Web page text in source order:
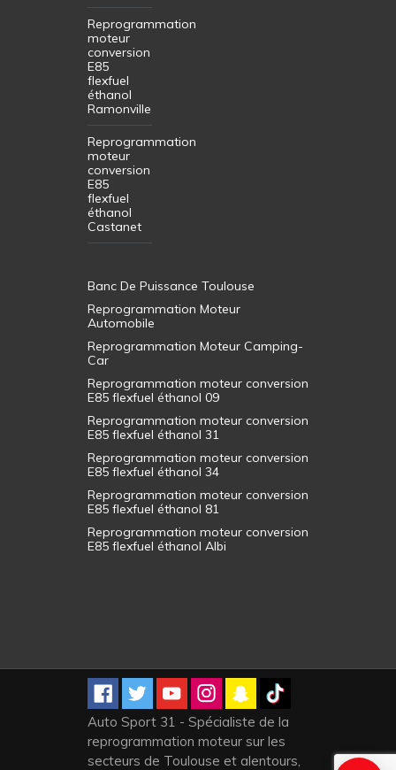
Reprogrammation
moteur
conversion
E85
flexfuel
éthanol
Ramonville
Reprogrammation
moteur
conversion
E85
flexfuel
éthanol
Castanet
Banc De Puissance Toulouse
Reprogrammation Moteur
Automobile
Reprogrammation Moteur Camping-
Car
Reprogrammation moteur conversion
E85 flexfuel éthanol 09
Reprogrammation moteur conversion
E85 flexfuel éthanol 31
Reprogrammation moteur conversion
E85 flexfuel éthanol 34
Reprogrammation moteur conversion
E85 flexfuel éthanol 81
Reprogrammation moteur conversion
E85 flexfuel éthanol Albi
Auto Sport 31 - Spécialiste de la
reprogrammation moteur sur les
secteurs de Toulouse et alentours,